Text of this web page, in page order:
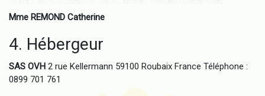
Mme REMOND Catherine
4. Hébergeur
SAS OVH 2 rue Kellermann 59100 Roubaix France Téléphone :
0899 701 761